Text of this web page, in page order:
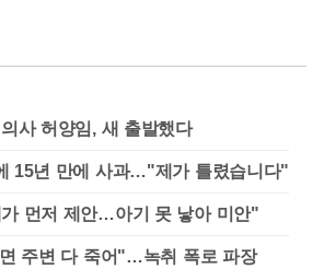
사 허양임, 새 출발했다
15년 만에 사과…"제가 틀렸습니다"
먼저 제안…아기 못 낳아 미안"
주변 다 죽어"…녹취 폭로 파장